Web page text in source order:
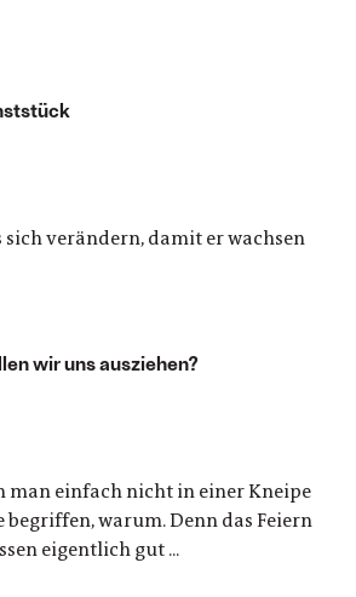
sich verändern, damit er wachsen
wir uns ausziehen?
man einfach nicht in einer Kneipe
begriffen, warum. Denn das Feiern
eigentlich gut ...